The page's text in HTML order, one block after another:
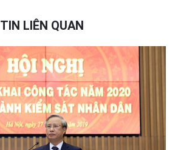
TIN LIÊN QUAN